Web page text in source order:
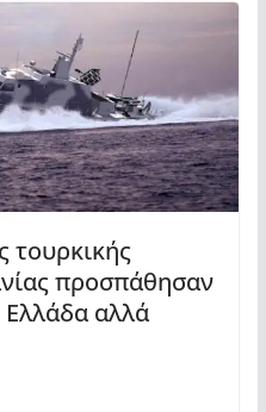
τουρκικής
προσπάθησαν
αλλά